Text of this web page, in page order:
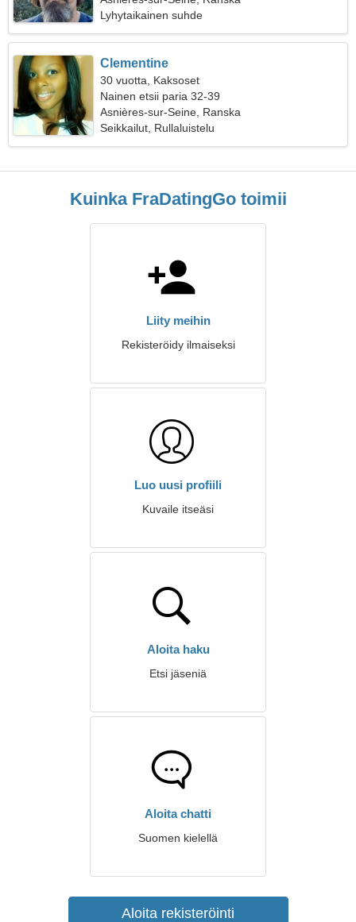
Lyhytaikainen suhde
Clementine
30 vuotta, Kaksoset
Nainen etsii paria 32-39
Asnières-sur-Seine, Ranska
Seikkailut, Rullaluistelu
Kuinka FraDatingGo toimii
Liity meihin
Rekisteröidy ilmaiseksi
Luo uusi profiili
Kuvaile itseäsi
Aloita haku
Etsi jäseniä
Aloita chatti
Suomen kielellä
Aloita rekisteröinti